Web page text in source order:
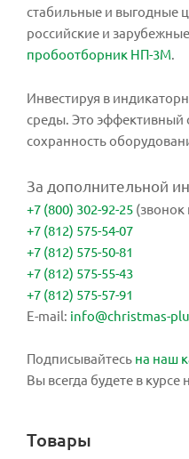
стабильные и выгодные
российские и
пробоотборник НП-3М
Инвестируя в
среды. Это эффективный
сохранность
За дополнительной
+7 (800) 302-92-25 (звонок
+7 (812) 575-54-07
+7 (812) 575-50-81
+7 (812) 575-55-43
+7 (812) 575-57-91
E-mail: info@christmas-
Подписывайтесь на наш
Вы всегда будете в
Товары